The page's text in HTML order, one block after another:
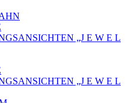
„J E W E L
„J E W E L